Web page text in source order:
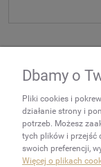
NEWSLETTER
Podaj swój adres
chcesz otrzymywać
informacje o
promocjach.
Dbamy o
Pliki cookies i
działanie strony i
potrzeb. Możesz
tych plików i przejść
swoich preferencji,
Więcej o plikach